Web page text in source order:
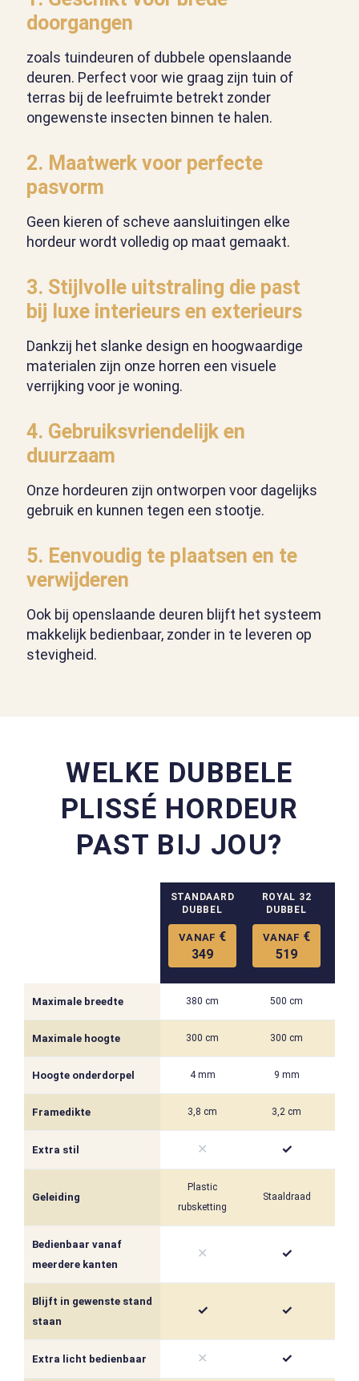
doorgangen
zoals tuindeuren of dubbele openslaande
deuren. Perfect voor wie graag zijn tuin of
terras bij de leefruimte betrekt zonder
ongewenste insecten binnen te halen.
2. Maatwerk voor perfecte
pasvorm
Geen kieren of scheve aansluitingen elke
hordeur wordt volledig op maat gemaakt.
3. Stijlvolle uitstraling die past
bij luxe interieurs en exterieurs
Dankzij het slanke design en hoogwaardige
materialen zijn onze horren een visuele
verrijking voor je woning.
4. Gebruiksvriendelijk en
duurzaam
Onze hordeuren zijn ontworpen voor dagelijks
gebruik en kunnen tegen een stootje.
5. Eenvoudig te plaatsen en te
verwijderen
Ook bij openslaande deuren blijft het systeem
makkelijk bedienbaar, zonder in te leveren op
stevigheid.
WELKE DUBBELE
PLISSÉ HORDEUR
PAST BIJ JOU?
STANDAARD
DUBBEL
VANAF €
349
ROYAL 32
DUBBEL
VANAF €
519
Maximale breedte 380 cm 500 cm
Maximale hoogte 300 cm 300 cm
Hoogte onderdorpel 4 mm 9 mm
Framedikte 3,8 cm 3,2 cm
Extra stil ✕ ✓
Geleiding
Plastic
rubsketting
Staaldraad
Bedienbaar vanaf
meerdere kanten
✕ ✓
Blijft in gewenste stand
staan
✓ ✓
Extra licht bedienbaar ✕ ✓